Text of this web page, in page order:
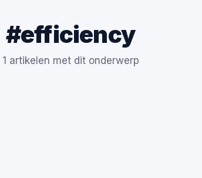
#efficiency
1 artikelen met dit onderwerp